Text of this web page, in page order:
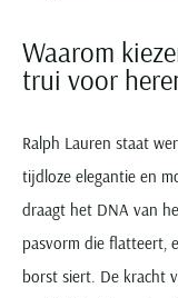
Waarom
trui voor
Ralph Lauren staat
tijdloze elegantie en
draagt het DNA van
pasvorm die flatteert,
borst siert. De kracht